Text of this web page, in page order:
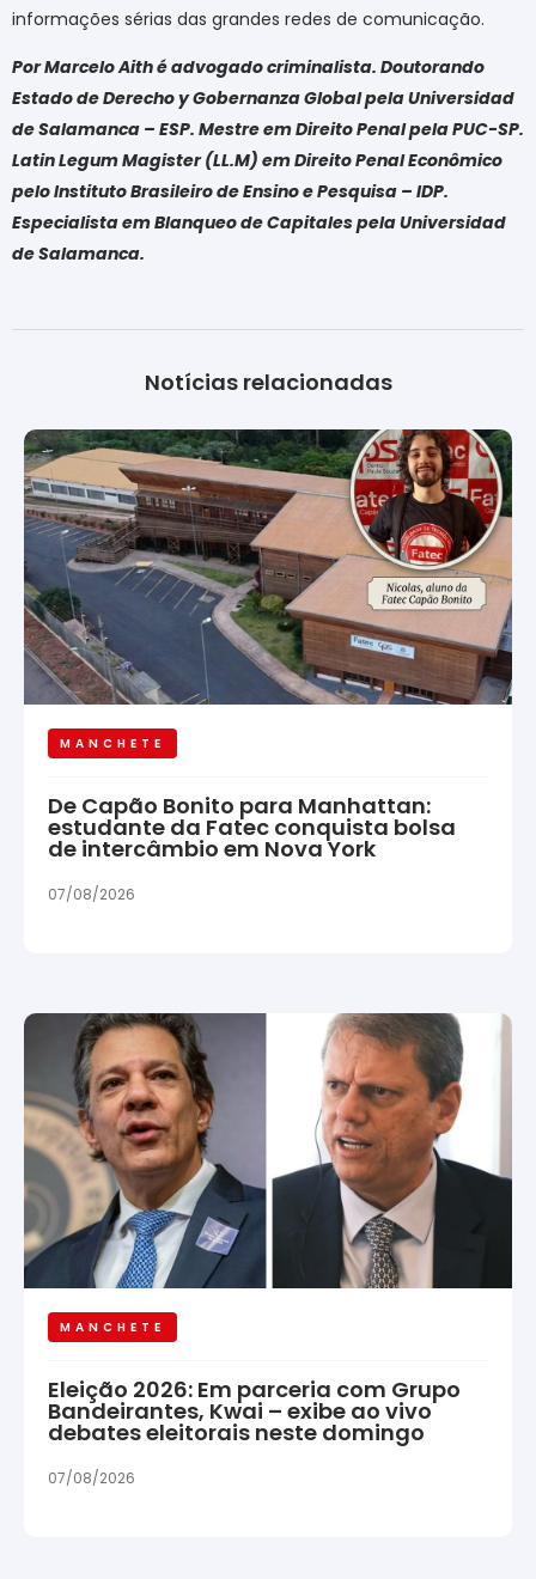
informações sérias das grandes redes de comunicação.
Por Marcelo Aith é advogado criminalista. Doutorando
Estado de Derecho y Gobernanza Global pela Universidad
de Salamanca – ESP. Mestre em Direito Penal pela PUC-SP.
Latin Legum Magister (LL.M) em Direito Penal Econômico
pelo Instituto Brasileiro de Ensino e Pesquisa – IDP.
Especialista em Blanqueo de Capitales pela Universidad
de Salamanca.
Notícias relacionadas
MANCHETE
De Capão Bonito para Manhattan:
estudante da Fatec conquista bolsa
de intercâmbio em Nova York
07/08/2026
MANCHETE
Eleição 2026: Em parceria com Grupo
Bandeirantes, Kwai – exibe ao vivo
debates eleitorais neste domingo
07/08/2026